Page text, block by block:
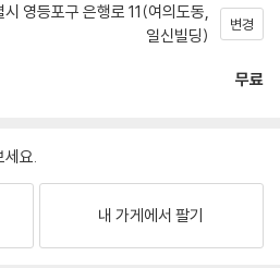
시 영등포구 은행로 11(여의도동,
일신빌딩)
변경
무료
세요.
내 가게에서 팔기